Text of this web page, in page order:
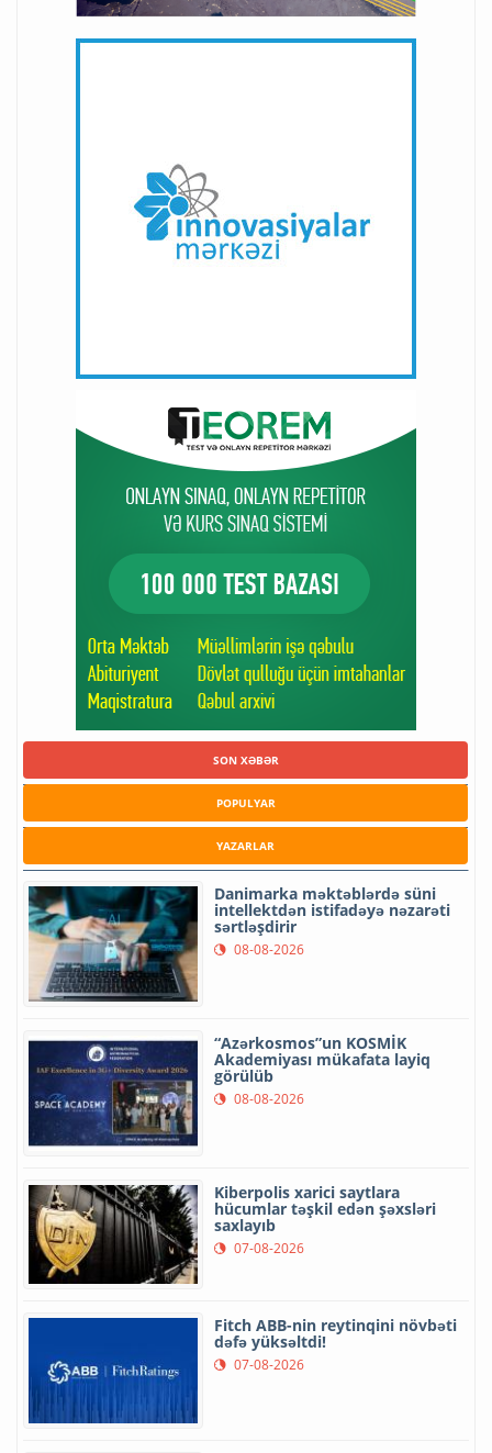
SON XƏBƏR
POPULYAR
YAZARLAR
Danimarka məktəblərdə süni
intellektdən istifadəyə nəzarəti
sərtləşdirir
08-08-2026
“Azərkosmos”un KOSMİK
Akademiyası mükafata layiq
görülüb
08-08-2026
Kiberpolis xarici saytlara
hücumlar təşkil edən şəxsləri
saxlayıb
07-08-2026
Fitch ABB-nin reytinqini növbəti
dəfə yüksəltdi!
07-08-2026